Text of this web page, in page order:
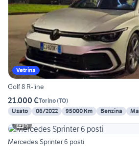
Vetrina
Golf 8 R-line
21.000 €Torino(TO)
Usato
06/2022 95000 Km Benzina
5
Mercedes Sprinter 6 posti